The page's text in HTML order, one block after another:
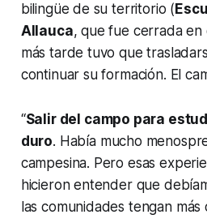
bilingüe de su territorio (
Allauca, que fue cerrada
más tarde tuvo que
continuar su formación. El
“Salir del campo para
duro. Había mucho
campesina. Pero esas
hicieron entender que
las comunidades tengan más